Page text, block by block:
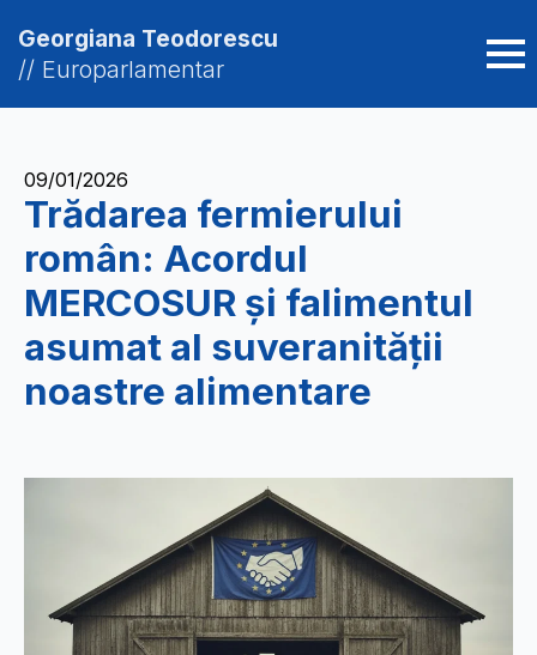
Georgiana Teodorescu
// Europarlamentar
09/01/2026
​Trădarea fermierului
român: Acordul
MERCOSUR și falimentul
asumat al suveranității
noastre alimentare